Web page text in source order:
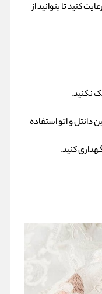
کنید تا بتوانید از
نکنید.
دانتل و اتو استفاده
کنید.